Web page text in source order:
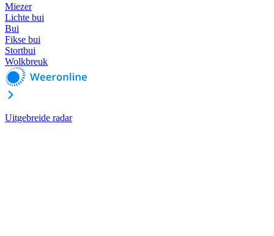
Miezer
Lichte bui
Bui
Fikse bui
Stortbui
Wolkbreuk
Uitgebreide radar